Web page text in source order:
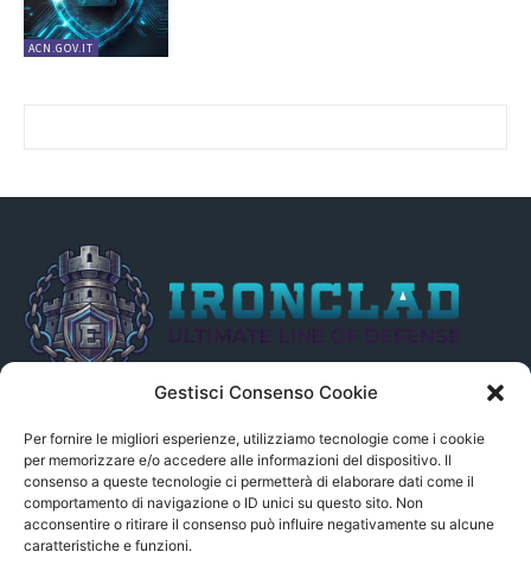
Gestisci Consenso Cookie
Per fornire le migliori esperienze, utilizziamo tecnologie come i cookie
per memorizzare e/o accedere alle informazioni del dispositivo. Il
consenso a queste tecnologie ci permetterà di elaborare dati come il
comportamento di navigazione o ID unici su questo sito. Non
acconsentire o ritirare il consenso può influire negativamente su alcune
caratteristiche e funzioni.
ACN.GOV.IT
indirettamente, alle Fonti delle notizie segnalate né può essere
ritenuto responsabile ad alcun titolo dei loro contenuti. Si precisa
altresì che le notizie segnalate dall’aggregatore NON sono da
intendersi in alcun modo di proprietà del sito GenSys.it, ad
eccezione degli articoli e dei documenti pubblicati nel blog.